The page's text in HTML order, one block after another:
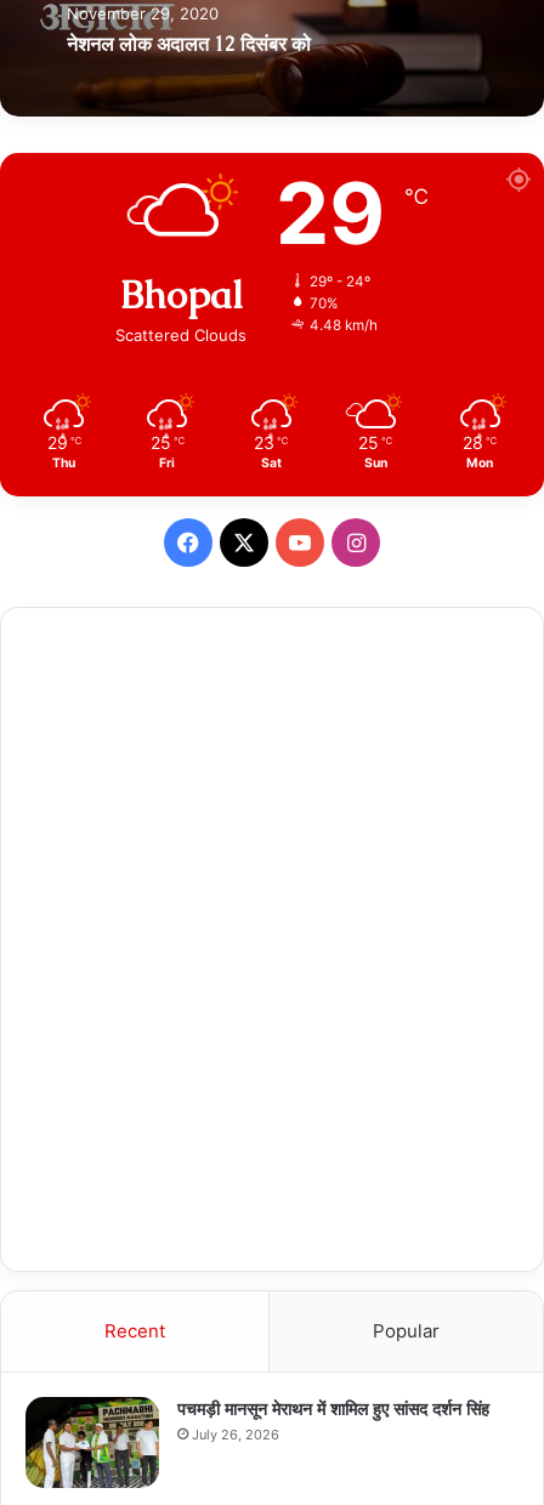
November 29, 2020
नेशनल लोक अदालत 12 दिसंबर को
Bhopal
Scattered Clouds
29 ℃
29º - 24º
70%
4.48 km/h
29 ℃
Thu
25 ℃
Fri
23 ℃
Sat
25 ℃
Sun
28 ℃
Mon
Facebook
X YouTubeInstagram
Recent Popular
पचमड़ी मानसून मेराथन में शामिल हुए सांसद दर्शन सिंह
July 26, 2026